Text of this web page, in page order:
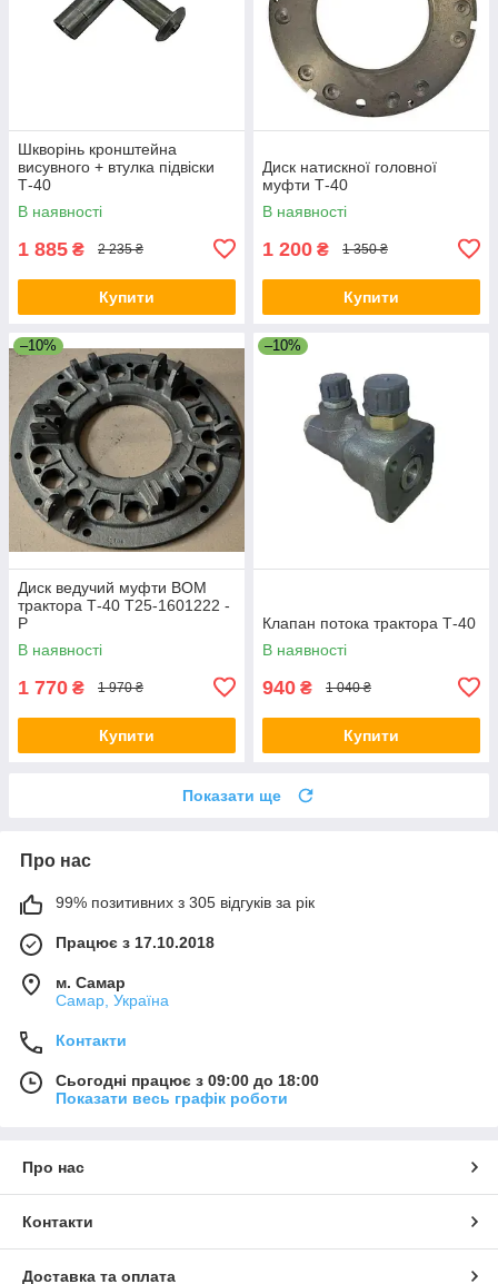
Шкворінь кронштейна
висувного + втулка підвіски
Т-40
В наявності
1 885 ₴ 2 235 ₴
Купити
Диск натискної головної
муфти Т-40
В наявності
1 200 ₴ 1 350 ₴
Купити
–10%
Диск ведучий муфти ВОМ
трактора Т-40 Т25-1601222 -
Р
В наявності
1 770 ₴ 1 970 ₴
Купити
–10%
Клапан потока трактора Т-40
В наявності
940 ₴ 1 040 ₴
Купити
Показати ще
Про нас
99% позитивних з 305 відгуків за рік
Працює з 17.10.2018
м. Самар
Самар, Україна
Контакти
Сьогодні працює з 09:00 до 18:00
Показати весь графік роботи
Про нас
Контакти
Доставка та оплата